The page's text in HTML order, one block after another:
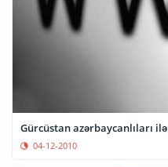
Gürcüstan azərbaycanlıları
04-12-2010